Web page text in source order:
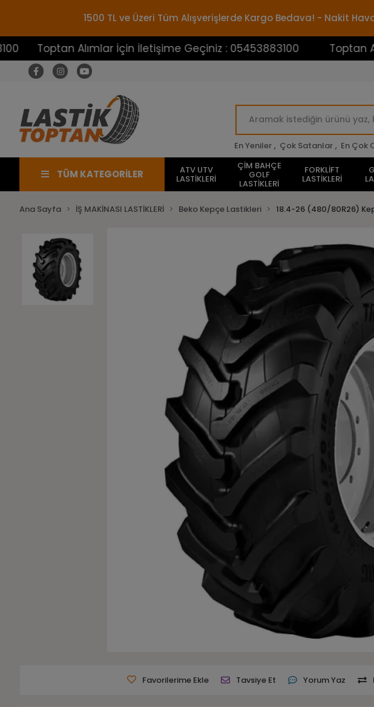
1500 TL ve Üzeri Tüm Alışverişlerde Kargo Bedava! - Nakit
Alımlar İçin İletişime Geçiniz : 05453883100 Toptan Alımlar
En Yeniler , Çok Satanlar , En Çok
TÜM KATEGORİLER ATV UTV
LASTİKLERİ
ÇİM BAHÇE
GOLF
LASTİKLERİ
FORKLİFT
LASTİKLERİ
Ana Sayfa İŞ MAKİNASI LASTİKLERİ Beko Kepçe Lastikleri 18.4-26 (480/80R26)
Favorilerime Ekle Tavsiye Et Yorum Yaz